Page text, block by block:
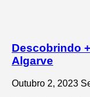
Descobrindo
Algarve
Outubro 2, 2023